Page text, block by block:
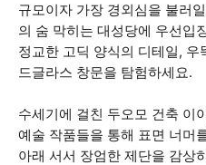
규모이자 가장 경외심을 불러
의 숨 막히는 대성당에 우선입
정교한 고딕 양식의 디테일,
드글라스 창문을 탐험하세요.
수세기에 걸친 두오모 건축 이
예술 작품들을 통해 표면 너머
아래 서서 장엄한 제단을 감상